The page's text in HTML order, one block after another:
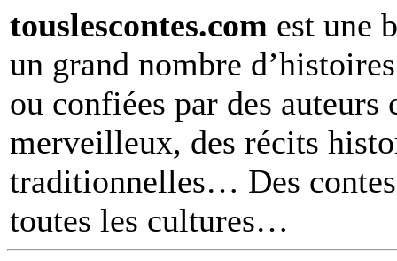
touslescontes.com est une
un grand nombre
ou confiées par des
merveilleux, des récits
traditionnelles… Des
toutes les cultures